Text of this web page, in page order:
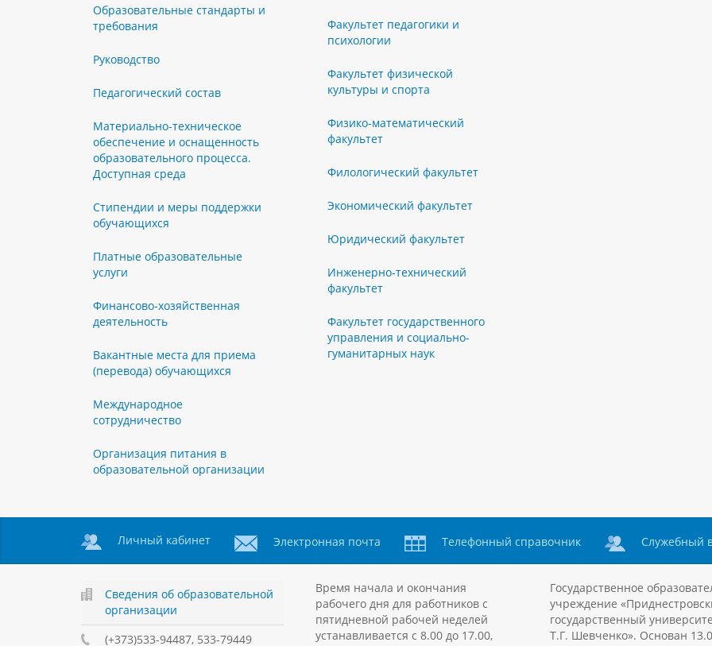
Образовательные стандарты и
требования
Руководство
Педагогический состав
Материально-техническое
обеспечение и оснащенность
образовательного процесса.
Доступная среда
Стипендии и меры поддержки
обучающихся
Платные образовательные
услуги
Финансово-хозяйственная
деятельность
Вакантные места для приема
(перевода) обучающихся
Международное
сотрудничество
Организация питания в
образовательной организации
Факультет педагогики и
психологии
Факультет физической
культуры и спорта
Физико-математический
факультет
Филологический факультет
Экономический факультет
Юридический факультет
Инженерно-технический
факультет
Факультет государственного
управления и социально-
гуманитарных наук
Личный кабинет Электронная почта Телефонный справочник Служебный
Сведения об образовательной
организации
(+373)533-94487, 533-79449
Время начала и окончания
рабочего дня для работников с
пятидневной рабочей неделей
устанавливается с 8.00 до 17.00,
Государственное
учреждение
государственный
Т.Г. Шевченко». Основан